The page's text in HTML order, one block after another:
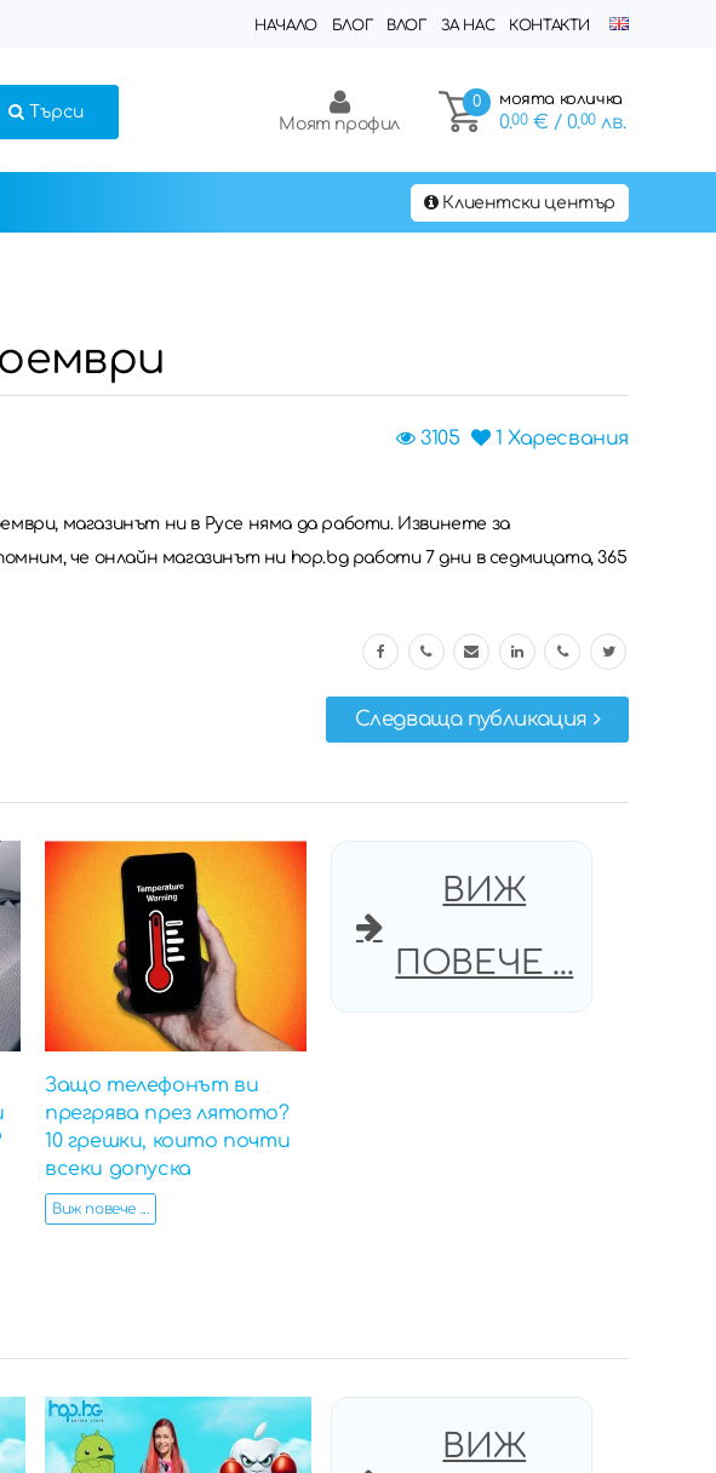
НАЧАЛО БЛОГ ВЛОГ ЗА НАС КОНТАКТИ
Търси
0 моята количка
0.00€ / 0.00лв.
Моят профил
Клиентски център
1 Харесвания
3105
магазинът ни в Русе няма да работи. Извинете за
че онлайн магазинът ни hop.bg работи 7 дни в седмицата, 365
Следваща публикация
Защо телефонът ви
прегрява през лятото?
10 грешки, които почти
всеки допуска
Виж повече ...
ВИЖ
ПОВЕЧЕ ...
ВИЖ